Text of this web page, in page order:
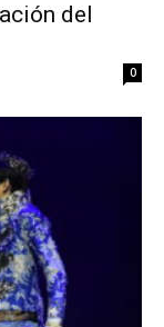
del
0